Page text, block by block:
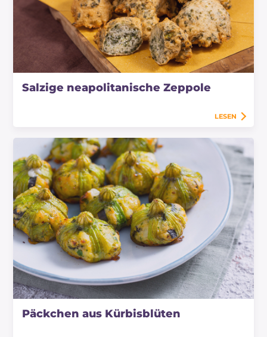
Salzige neapolitanische Zeppole
LESEN
Päckchen aus Kürbisblüten